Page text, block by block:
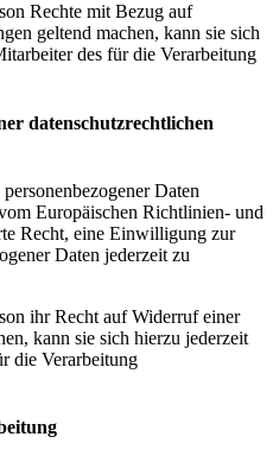
Rechte mit Bezug auf
geltend machen, kann sie sich
des für die Verarbeitung
datenschutzrechtlichen
Daten
Europäischen Richtlinien- und
Recht, eine Einwilligung zur
Daten jederzeit zu
ihr Recht auf Widerruf einer
kann sie sich hierzu jederzeit
die Verarbeitung